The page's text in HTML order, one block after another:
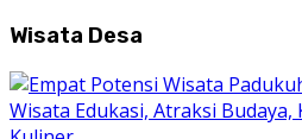
Wisata Desa